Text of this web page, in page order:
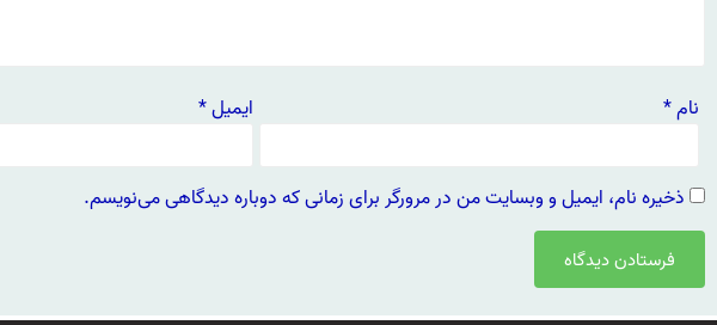
نام* ایمیل*
ذخیره نام، ایمیل و وبسایت من در مرورگر برای زمانی که دوباره دیدگاهی می‌نویسم.